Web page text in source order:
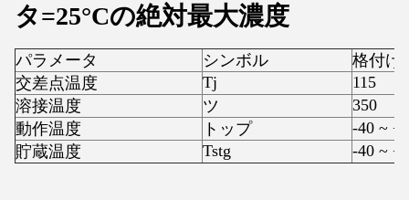
タ=25°Cの絶対最大濃度
パラメータ シンボル
格付け
交差点温度
Tj
115
溶接温度
ツ
350
動作温度
トップ
-40 ~ +
貯蔵温度
Tstg -40 ~ +